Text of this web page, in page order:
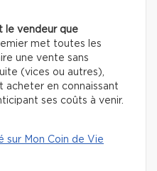
le vendeur que
met toutes les
une vente sans
(vices ou autres),
acheter en connaissant
ses coûts à venir.
sur Mon Coin de Vie